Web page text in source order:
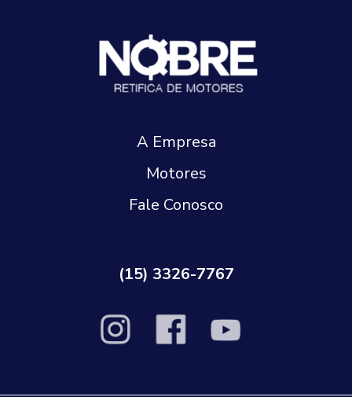
A Empresa
Motores
Fale Conosco
(15) 3326-7767